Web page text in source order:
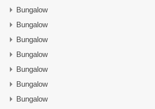
Bungalow
Bungalow
Bungalow
Bungalow
Bungalow
Bungalow
Bungalow